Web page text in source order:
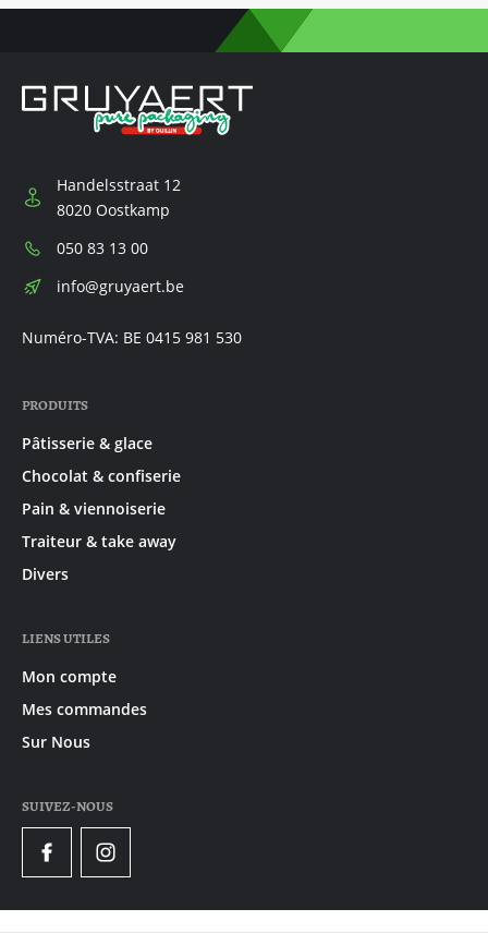
Handelsstraat 12
8020 Oostkamp
Téléphone:
050 83 13 00
E-
info@gruyaert.be
Numéro-TVA: BE 0415 981 530
PRODUITS
Pâtisserie & glace
Chocolat & confiserie
Pain & viennoiserie
Traiteur & take away
Divers
LIENS UTILES
Mon compte
Mes commandes
Sur Nous
SUIVEZ-NOUS
FacebookInstagram